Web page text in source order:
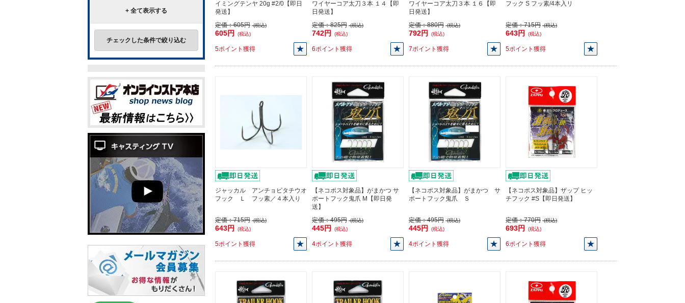
イミングテンヤ 20g #2/0【即日
発送】
定価：605円 (税込)
605円 (税込)
5ポイント獲得
ワイヤーコア太刀３本 １４【即
日発送】
定価：825円 (税込)
742円 (税込)
6ポイント獲得
ワイヤーコア太刀３本 １６【即
日発送】
定価：880円 (税込)
792円 (税込)
7ポイント獲得
フック S フッ素/4本入リ
定価：715円 (税込)
643円 (税込)
5ポイント獲得
ジャッカル アンチョビタチウオ
フック Ｌ フッ素／４本入り
定価：715円 (税込)
643円 (税込)
5ポイント獲得
【ネコポス対象品】がまかつ サ
ポートフック鬼爪 M【即日発
送】
定価：495円 (税込)
445円 (税込)
4ポイント獲得
【ネコポス対象品】がまかつ サ
ポートフック鬼爪 Ｓ
定価：495円 (税込)
445円 (税込)
4ポイント獲得
【ネコポス対象品】ザップ ヒッ
チフック #S【即日発送】
定価：770円 (税込)
693円 (税込)
6ポイント獲得
+ 全て表示する
チェックした条件で絞り込む